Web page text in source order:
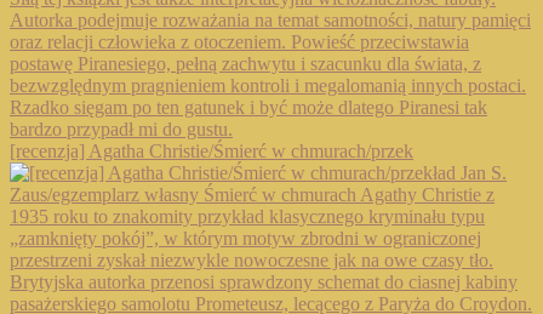
[recenzja] Agatha Christie/Śmierć w chmurach/przek